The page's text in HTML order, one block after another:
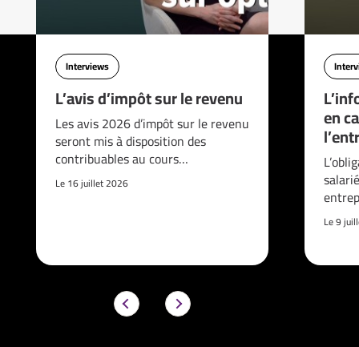
Interviews
L’avis d’impôt sur le revenu
Les avis 2026 d’impôt sur le revenu
seront mis à disposition des
contribuables au cours…
Le 16 juillet 2026
en
Le 9